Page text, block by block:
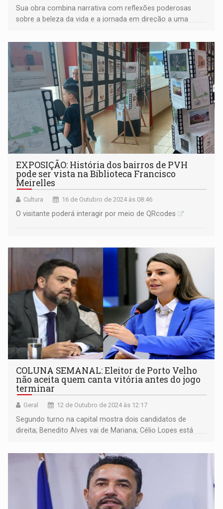
Sua obra combina narrativa com reflexões poderosas
sobre a beleza da vida e a jornada em direção a uma
EXPOSIÇÃO: História dos bairros de PVH
pode ser vista na Biblioteca Francisco
Meirelles
Cultura 16 de Outubro de 2024 às 08:46
O visitante poderá interagir por meio de QRcodes
COLUNA SEMANAL: Eleitor de Porto Velho
não aceita quem canta vitória antes do jogo
terminar
Geral 12 de Outubro de 2024 às 12:17
Segundo turno na capital mostra dois candidatos de
direita; Benedito Alves vai de Mariana; Célio Lopes está
empresas de RO na lista do trabalho escravo